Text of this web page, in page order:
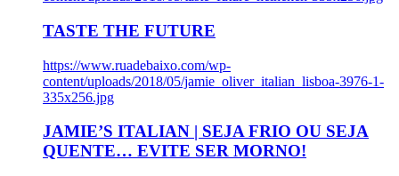
TASTE THE FUTURE
https://www.ruadebaixo.com/wp-
content/uploads/2018/05/jamie_oliver_italian_lisboa-3976-1-
335x256.jpg
JAMIE’S ITALIAN | SEJA FRIO OU SEJA
QUENTE… EVITE SER MORNO!